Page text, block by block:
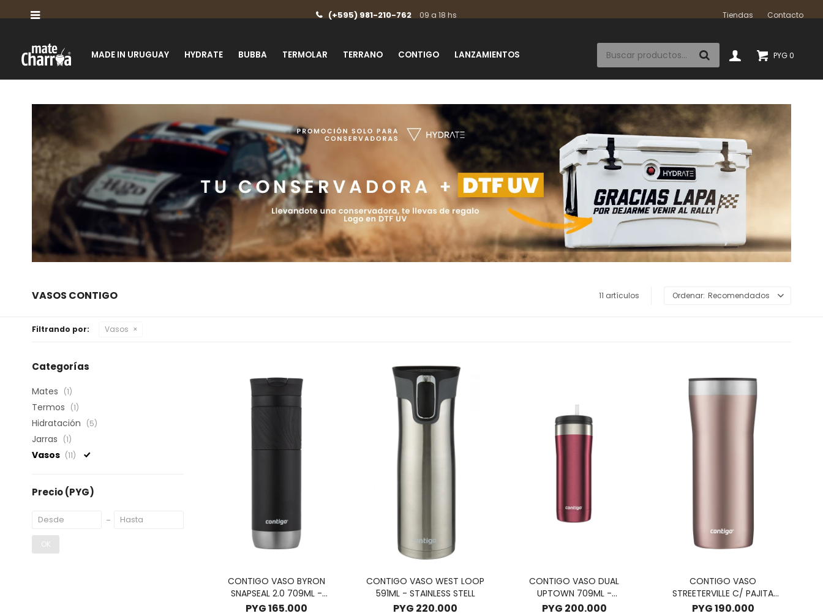
MADE IN URUGUAY HYDRATE BUBBA TERMOLAR TERRANO CONTIGO LANZAMIENTOS PYG0
(+595) 981-210-762 09 a 18 hs Tiendas Contacto

VASOS CONTIGO 11 artículos Recomendados
Filtrando por: Vasos
CONTIGO VASO BYRON
SNAPSEAL 2.0 709ML -
LICORICE
PYG165.000
CONTIGO VASO WEST LOOP
591ML - STAINLESS STELL
PYG 220.000
CONTIGO VASO DUAL
UPTOWN 709ML -
CHOCOLATE TRUFFLE
PYG 200.000
CONTIGO VASO
STREETERVILLE C/ PAJITA
946ML - PINEBERRY
PYG190.000
Categorías
Mates (1)
Termos (1)
Hidratación (5)
Jarras (1)
Vasos (11)
Precio(PYG)
OK